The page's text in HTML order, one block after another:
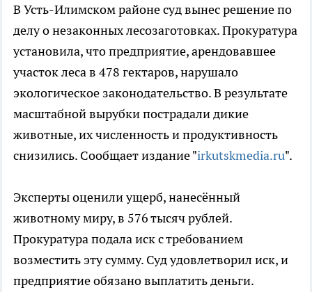
В Усть-Илимском районе суд вынес решение по
делу о незаконных лесозаготовках. Прокуратура
установила, что предприятие, арендовавшее
участок леса в 478 гектаров, нарушало
экологическое законодательство. В результате
масштабной вырубки пострадали дикие
животные, их численность и продуктивность
снизились. Сообщает издание "irkutskmedia.ru".
Эксперты оценили ущерб, нанесённый
животному миру, в 576 тысяч рублей.
Прокуратура подала иск с требованием
возместить эту сумму. Суд удовлетворил иск, и
предприятие обязано выплатить деньги.